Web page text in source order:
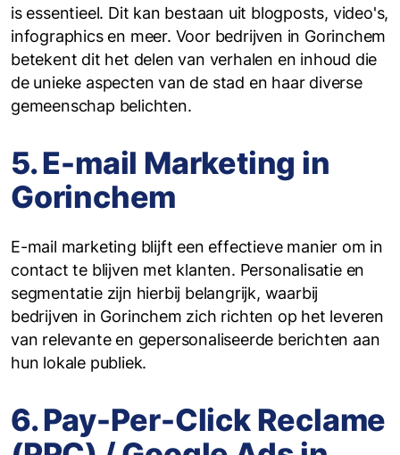
is essentieel. Dit kan bestaan uit blogposts, video's,
infographics en meer. Voor bedrijven in Gorinchem
betekent dit het delen van verhalen en inhoud die
de unieke aspecten van de stad en haar diverse
gemeenschap belichten.
5. E-mail Marketing in
Gorinchem
E-mail marketing blijft een effectieve manier om in
contact te blijven met klanten. Personalisatie en
segmentatie zijn hierbij belangrijk, waarbij
bedrijven in Gorinchem zich richten op het leveren
van relevante en gepersonaliseerde berichten aan
hun lokale publiek.
6. Pay-Per-Click Reclame